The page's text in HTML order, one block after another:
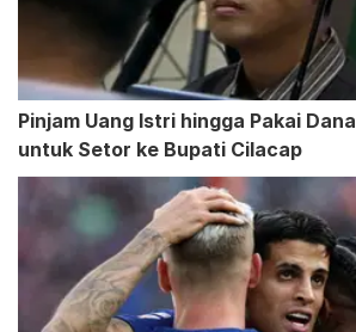
Pinjam Uang Istri hingga Pakai
untuk Setor ke Bupati Cilacap